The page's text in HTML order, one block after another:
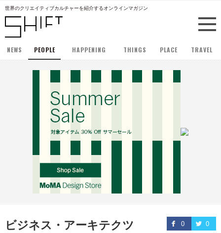
世界のクリエイティブカルチャーを紹介するオンラインマガジン
NEWS PEOPLE HAPPENING THINGS PLACE TRAVEL
0 0
ビジネス・アーキテクツ